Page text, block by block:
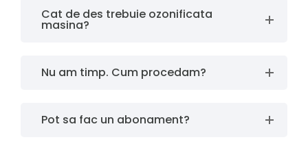
Cat de des trebuie ozonificata
masina?
Nu am timp. Cum procedam?
Pot sa fac un abonament?